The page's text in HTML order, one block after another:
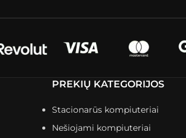
PREKIŲ KATEGORIJOS
Stacionarūs kompiuteriai
Nešiojami kompiuteriai